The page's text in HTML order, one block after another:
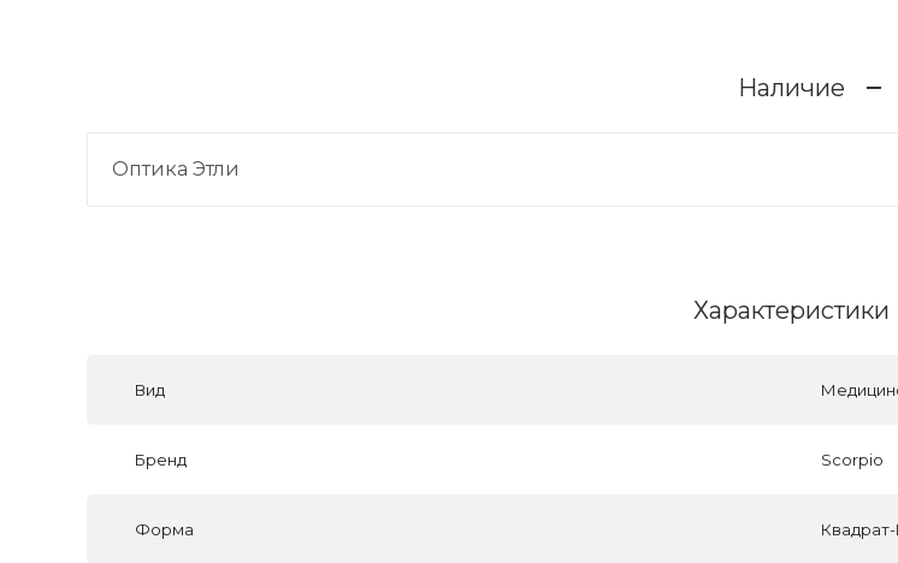
Наличие
Оптика Этли
Характеристики
Вид
Бренд Scorpio
Форма